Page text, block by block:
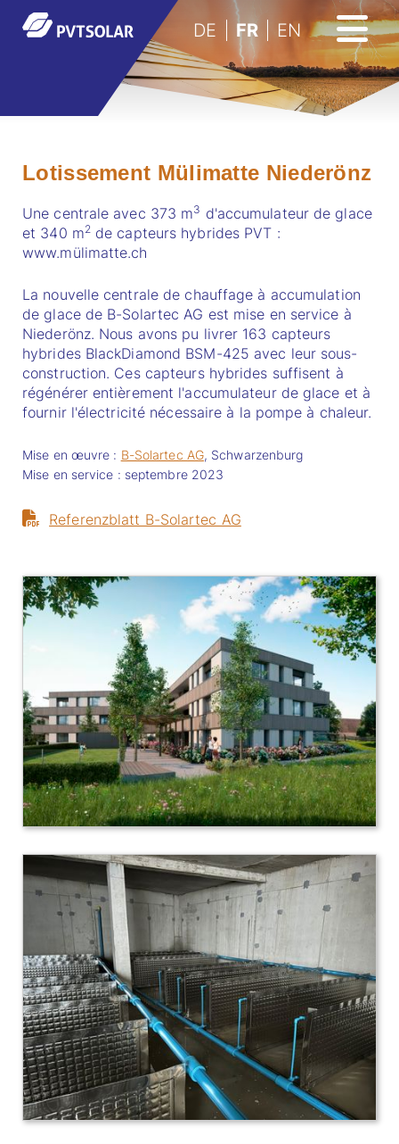
DE FR EN
Lotissement Mülimatte Niederönz
Une centrale avec 373 m3 d'accumulateur de glace
et 340 m2de capteurs hybrides PVT :
www.mülimatte.ch
La nouvelle centrale de chauffage à accumulation
de glace de B-Solartec AG est mise en service à
Niederönz. Nous avons pu livrer 163 capteurs
hybrides BlackDiamond BSM-425 avec leur sous-
construction. Ces capteurs hybrides suffisent à
régénérer entièrement l'accumulateur de glace et à
fournir l'électricité nécessaire à la pompe à chaleur.
Mise en œuvre : B-Solartec AG, Schwarzenburg
Mise en service : septembre 2023
Referenzblatt B-Solartec AG